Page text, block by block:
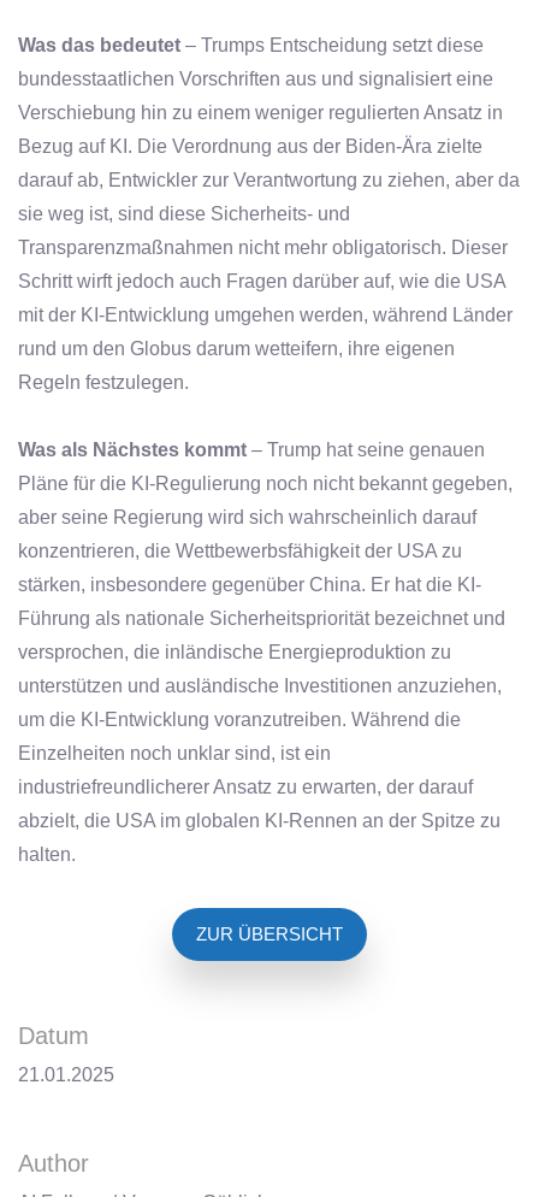
Was das bedeutet – Trumps Entscheidung setzt diese
bundesstaatlichen Vorschriften aus und signalisiert eine
Verschiebung hin zu einem weniger regulierten Ansatz in
Bezug auf KI. Die Verordnung aus der Biden-Ära zielte
darauf ab, Entwickler zur Verantwortung zu ziehen, aber da
sie weg ist, sind diese Sicherheits- und
Transparenzmaßnahmen nicht mehr obligatorisch. Dieser
Schritt wirft jedoch auch Fragen darüber auf, wie die USA
mit der KI-Entwicklung umgehen werden, während Länder
rund um den Globus darum wetteifern, ihre eigenen
Regeln festzulegen.
Was als Nächstes kommt – Trump hat seine genauen
Pläne für die KI-Regulierung noch nicht bekannt gegeben,
aber seine Regierung wird sich wahrscheinlich darauf
konzentrieren, die Wettbewerbsfähigkeit der USA zu
stärken, insbesondere gegenüber China. Er hat die KI-
Führung als nationale Sicherheitspriorität bezeichnet und
versprochen, die inländische Energieproduktion zu
unterstützen und ausländische Investitionen anzuziehen,
um die KI-Entwicklung voranzutreiben. Während die
Einzelheiten noch unklar sind, ist ein
industriefreundlicherer Ansatz zu erwarten, der darauf
abzielt, die USA im globalen KI-Rennen an der Spitze zu
halten.
ZUR ÜBERSICHT
Datum
21.01.2025
Author